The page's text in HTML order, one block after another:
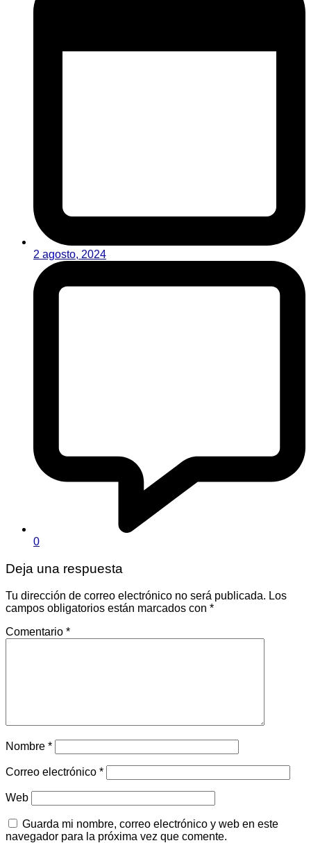
2 agosto, 2024
0
Deja una respuesta
Tu dirección de correo electrónico no será publicada. Los
campos obligatorios están marcados con *
Comentario *
Nombre *
Correo electrónico *
Web
Guarda mi nombre, correo electrónico y web en este
navegador para la próxima vez que comente.